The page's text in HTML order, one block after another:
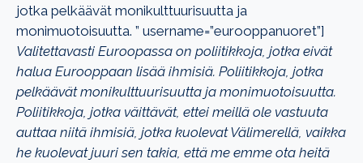
jotka pelkäävät monikulttuurisuutta ja
monimuotoisuutta. ” username=”eurooppanuoret”]
Valitettavasti Euroopassa on poliitikkoja, jotka eivät
halua Eurooppaan lisää ihmisiä. Poliitikkoja, jotka
pelkäävät monikulttuurisuutta ja monimuotoisuutta.
Poliitikkoja, jotka väittävät, ettei meillä ole vastuuta
auttaa niitä ihmisiä, jotka kuolevat Välimerellä, vaikka
he kuolevat juuri sen takia, että me emme ota heitä